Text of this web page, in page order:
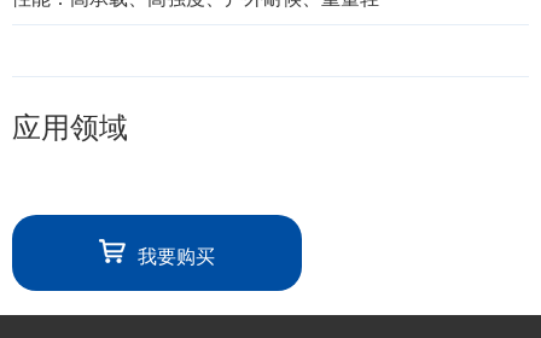
应用领域
我要购买